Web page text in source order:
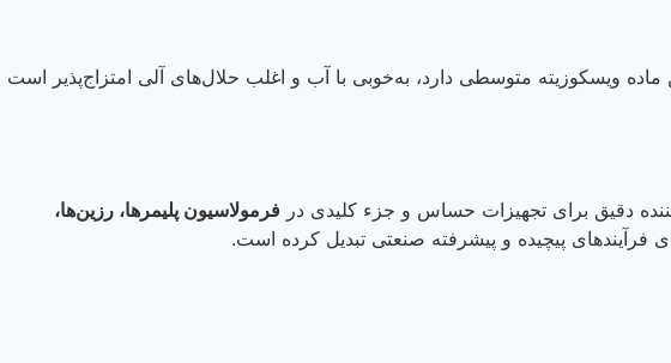
ویسکوزیته متوسطی دارد، به‌خوبی با آب و اغلب حلال‌های آلی امتزاج‌پذیر است
دقیق برای تجهیزات حساس و جزء کلیدی در فرمولاسیون پلیمرها، رزین‌ها،
فرآیندهای پیچیده و پیشرفته صنعتی تبدیل کرده است.